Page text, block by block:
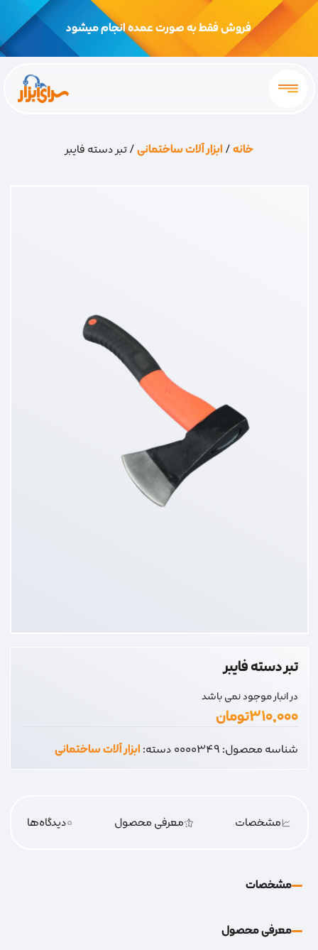
فروش فقط به صورت عمده انجام میشود
خانه/ابزار آلات ساختمانی/ تبر دسته فایبر
تبر دسته فایبر
در انبار موجود نمی باشد
۳۱۰,۰۰۰تومان
شناسه محصول:0000349دسته:ابزار آلات ساختمانی
مشخصات معرفی محصول 0دیدگاه‌‌ها
مشخصات
معرفی محصول